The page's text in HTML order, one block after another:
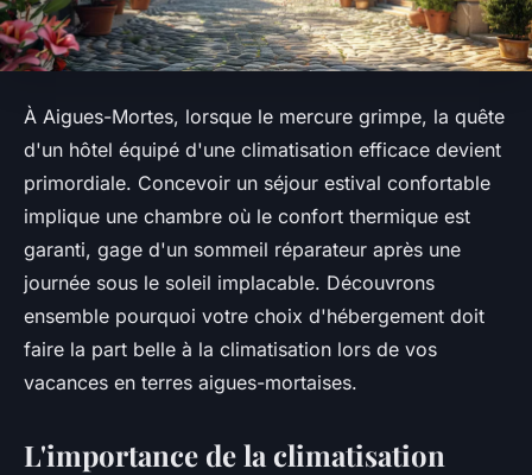
À Aigues-Mortes, lorsque le mercure grimpe, la quête
d'un hôtel équipé d'une climatisation efficace devient
primordiale. Concevoir un séjour estival confortable
implique une chambre où le confort thermique est
garanti, gage d'un sommeil réparateur après une
journée sous le soleil implacable. Découvrons
ensemble pourquoi votre choix d'hébergement doit
faire la part belle à la climatisation lors de vos
vacances en terres aigues-mortaises.
L'importance de la climatisation